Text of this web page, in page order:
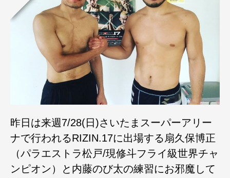
昨日は来週7/28(日)さいたまスーパーアリー
ナで行われるRIZIN.17に出場する扇久保博正
（パラエストラ松戸/現修斗フライ級世界チャ
ンピオン）と内藤のび太の練習にお邪魔して